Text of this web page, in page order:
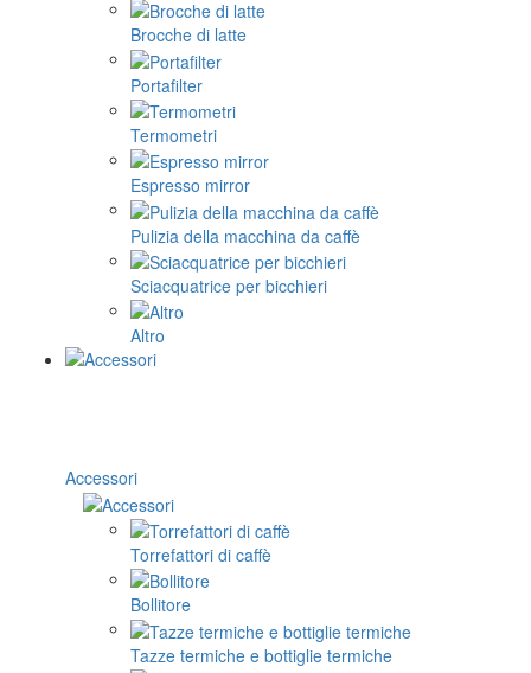
Brocche di latte
Portafilter
Termometri
Espresso mirror
Pulizia della macchina da caffè
Sciacquatrice per bicchieri
Altro
Accessori
Torrefattori di caffè
Bollitore
Tazze termiche e bottiglie termiche